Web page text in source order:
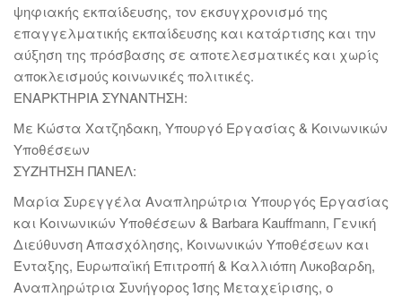
ψηφιακής εκπαίδευσης, τον εκσυγχρονισμό της
επαγγελματικής εκπαίδευσης και κατάρτισης και την
αύξηση της πρόσβασης σε αποτελεσματικές και χωρίς
αποκλεισμούς κοινωνικές πολιτικές.
ΕΝΑΡΚΤΗΡΙΑ ΣΥΝΑΝΤΗΣΗ:
Με Κώστα Χατζηδακη, Υπουργό Εργασίας & Κοινωνικών
Υποθέσεων
ΣΥΖΗΤΗΣΗ ΠΑΝΕΛ:
Μαρία Συρεγγέλα Αναπληρώτρια Υπουργός Εργασίας
και Κοινωνικών Υποθέσεων & Barbara Kauffmann, Γενική
Διεύθυνση Απασχόλησης, Κοινωνικών Υποθέσεων και
Ένταξης, Ευρωπαϊκή Επιτροπή & Καλλιόπη Λυκοβαρδη,
Αναπληρώτρια Συνήγορος Ίσης Μεταχείρισης, ο